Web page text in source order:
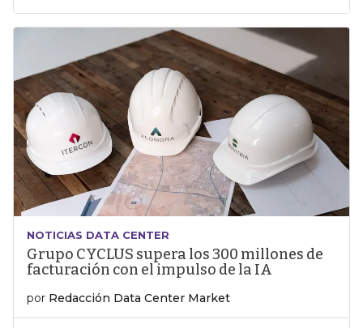
NOTICIAS DATA CENTER
Grupo CYCLUS supera los 300 millones de
facturación con el impulso de la IA
por Redacción Data Center Market